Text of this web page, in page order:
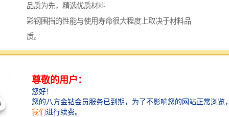
品质为先，精选优质材料
彩钢围挡的性能与使用寿命很大程度上取决于材料品
质。
我们采用优质彩钢压型板、镀锌压型板等作为主要基
表面经过特殊涂层处理，不仅色彩持久，还能有效抵抗
紫外线、雨水侵蚀，延长围挡在户外环境中的使用年
限。